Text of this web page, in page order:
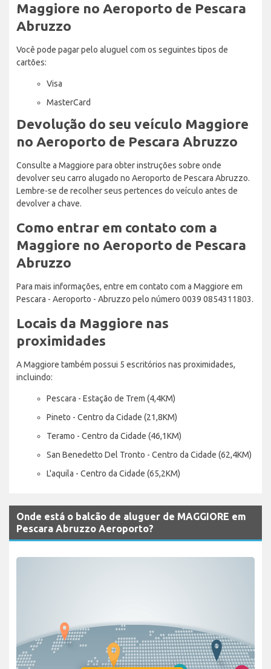
Maggiore no Aeroporto de Pescara
Abruzzo
Você pode pagar pelo aluguel com os seguintes tipos de
cartões:
Visa
MasterCard
Devolução do seu veículo Maggiore
no Aeroporto de Pescara Abruzzo
Consulte a Maggiore para obter instruções sobre onde
devolver seu carro alugado no Aeroporto de Pescara Abruzzo.
Lembre-se de recolher seus pertences do veículo antes de
devolver a chave.
Como entrar em contato com a
Maggiore no Aeroporto de Pescara
Abruzzo
Para mais informações, entre em contato com a Maggiore em
Pescara - Aeroporto - Abruzzo pelo número 0039 0854311803.
Locais da Maggiore nas
proximidades
A Maggiore também possui 5 escritórios nas proximidades,
incluindo:
Pescara - Estação de Trem (4,4KM)
Pineto - Centro da Cidade (21,8KM)
Teramo - Centro da Cidade (46,1KM)
San Benedetto Del Tronto - Centro da Cidade (62,4KM)
L'aquila - Centro da Cidade (65,2KM)
Onde está o balcão de aluguer de MAGGIORE em
Pescara Abruzzo Aeroporto?